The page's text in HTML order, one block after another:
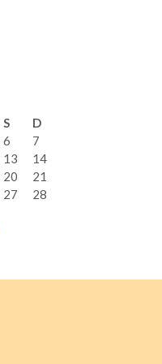
S D
6
7
13
14
20
21
27
28